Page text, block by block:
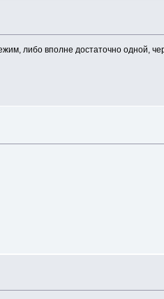
либо вполне достаточно одной,